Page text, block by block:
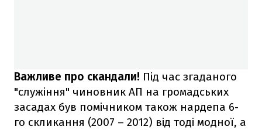
Важливе про скандали! Під час згаданого
"служіння" чиновник АП на громадських
засадах був помічником також нардепа 6-
го скликання (2007 – 2012) від тоді модної, а